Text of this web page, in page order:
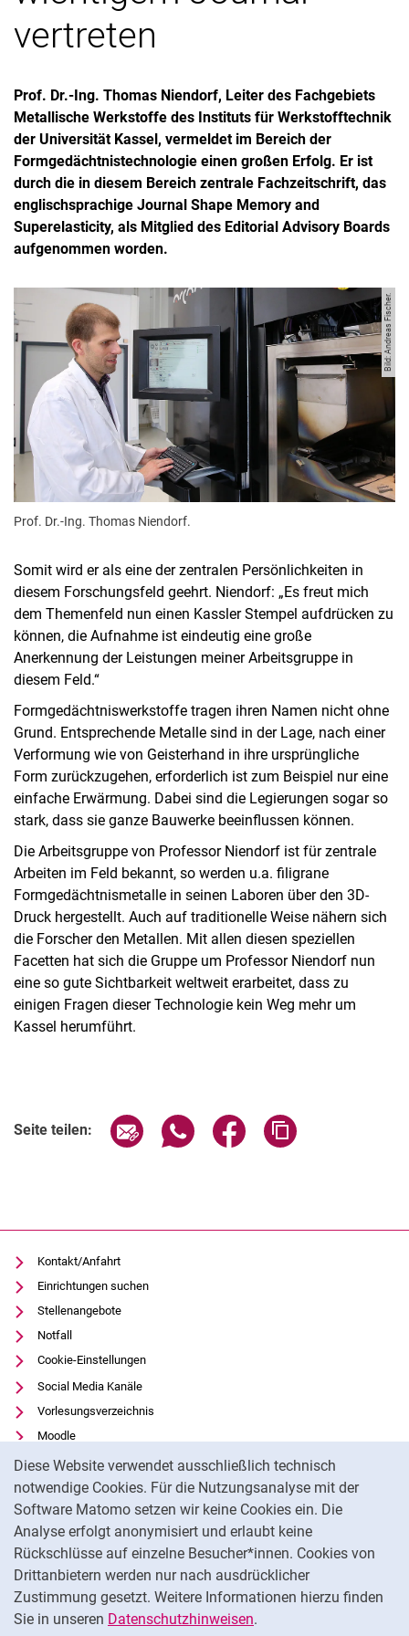
Diese Website verwendet ausschließlich technisch
notwendige Cookies. Für die Nutzungsanalyse mit der
Software Matomo setzen wir keine Cookies ein. Die
Analyse erfolgt anonymisiert und erlaubt keine
Rückschlüsse auf einzelne Besucher*innen. Cookies von
Drittanbietern werden nur nach ausdrücklicher
Zustimmung gesetzt. Weitere Informationen hierzu finden
Sie in unseren Datenschutzhinweisen.
vertreten
Prof. Dr.-Ing. Thomas Niendorf, Leiter des Fachgebiets
Metallische Werkstoffe des Instituts für Werkstofftechnik
der Universität Kassel, vermeldet im Bereich der
Formgedächtnistechnologie einen großen Erfolg. Er ist
durch die in diesem Bereich zentrale Fachzeitschrift, das
englischsprachige Journal Shape Memory and
Superelasticity, als Mitglied des Editorial Advisory Boards
aufgenommen worden.
Bild: Andreas Fischer.
Prof. Dr.-Ing. Thomas Niendorf.
Somit wird er als eine der zentralen Persönlichkeiten in
diesem Forschungsfeld geehrt. Niendorf: „Es freut mich
dem Themenfeld nun einen Kassler Stempel aufdrücken zu
können, die Aufnahme ist eindeutig eine große
Anerkennung der Leistungen meiner Arbeitsgruppe in
diesem Feld.“
Formgedächtniswerkstoffe tragen ihren Namen nicht ohne
Grund. Entsprechende Metalle sind in der Lage, nach einer
Verformung wie von Geisterhand in ihre ursprüngliche
Form zurückzugehen, erforderlich ist zum Beispiel nur eine
einfache Erwärmung. Dabei sind die Legierungen sogar so
stark, dass sie ganze Bauwerke beeinflussen können.
Die Arbeitsgruppe von Professor Niendorf ist für zentrale
Arbeiten im Feld bekannt, so werden u.a. filigrane
Formgedächtnismetalle in seinen Laboren über den 3D-
Druck hergestellt. Auch auf traditionelle Weise nähern sich
die Forscher den Metallen. Mit allen diesen speziellen
Facetten hat sich die Gruppe um Professor Niendorf nun
eine so gute Sichtbarkeit weltweit erarbeitet, dass zu
einigen Fragen dieser Technologie kein Weg mehr um
Kassel herumführt.
Seite teilen: Seite über E-Mail teilen
Seite über WhatsApp teilen
Seite über Facebook
Kontakt/Anfahrt
Einrichtungen suchen
Stellenangebote
Notfall
Cookie-Einstellungen
Social Media Kanäle
Vorlesungsverzeichnis
Moodle
Panopto
Universitätsbibliothek
Datenschutz
Barrierefreiheit
Transparenter KI-Einsatz